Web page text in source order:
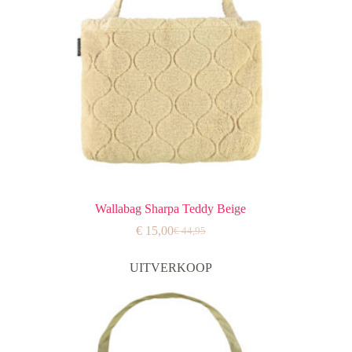
Wallabag Sharpa Teddy Beige
€44,95
Oorspronkelijke
was:
€15,00Huidige
is:
UITVERKOOP